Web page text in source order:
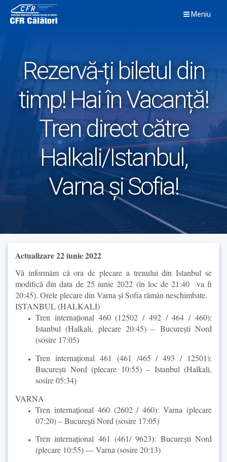
content
Meniu
Rezervă-ți biletul din
timp! Hai în Vacanță!
Tren direct către
Halkali/Istanbul,
Varna și Sofia!
Actualizare 22 iunie 2022
Vă informăm că ora de plecare a trenului din Istanbul se
modifică din data de 25 iunie 2022 (în loc de 21:40 va fi
20:45). Orele plecare din Varna și Sofia rămân neschimbate.
ISTANBUL (HALKALI)
Tren internațional 460 (12502 / 492 / 464 / 460):
Istanbul (Halkali, plecare 20:45) – București Nord
(sosire 17:05)
Tren internațional 461 (461 /465 / 493 / 12501):
București Nord (plecare 10:55) – Istanbul (Halkali,
sosire 05:34)
VARNA
Tren internațional 460 (2602 / 460): Varna (plecare
07:20) – București Nord (sosire 17:05)
Tren internațional 461 (461/ 9623): București Nord
(plecare 10:55) –– Varna (sosire 20:13)